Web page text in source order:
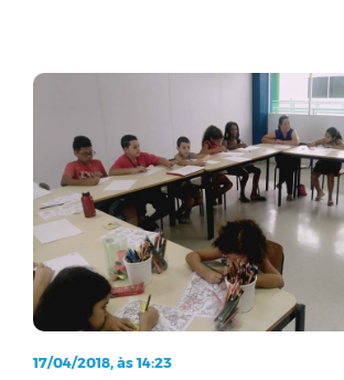
17/04/2018, às 14:23